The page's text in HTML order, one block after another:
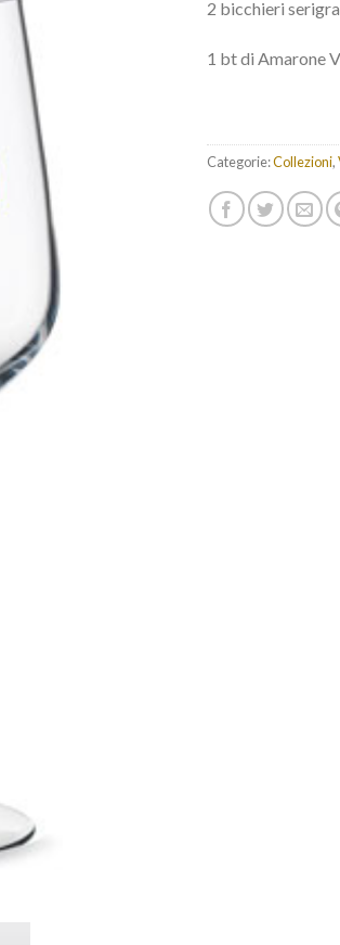
2 bicchieri
1 bt di Amarone
Categorie:Collezioni,